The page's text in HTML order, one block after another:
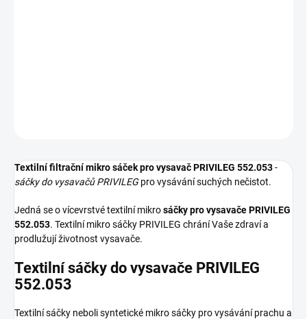
Textilní filtrační mikro sáček pro vysavač PRIVILEG 552.053-
sáčky do vysavačů PRIVILEGpro vysávání suchých nečistot.
Jedná se o vícevrstvé textilní mikrosáčky pro vysavače PRIVILEG
552.053. Textilní mikro sáčky PRIVILEG chrání Vaše zdraví a
prodlužují životnost vysavače.
Textilní sáčky do vysavače PRIVILEG
552.053
Textilní sáčky neboli syntetické mikro sáčky pro vysávání prachu a